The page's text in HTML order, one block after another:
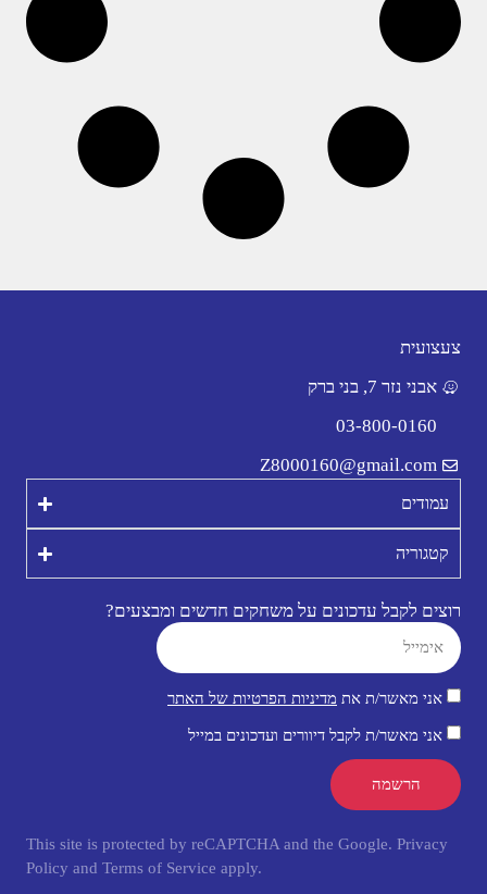
צעצועית
אבני נזר 7, בני ברק
03-800-0160
Z8000160@gmail.com
עמודים
קטגוריה
רוצים לקבל עדכונים על משחקים חדשים ומבצעים?
אני מאשר/ת את מדיניות הפרטיות של האתר
אני מאשר/ת לקבל דיוורים ועדכונים במייל
הרשמה
This site is protected by reCAPTCHA and the Google. Privacy
Policy and Terms of Service apply.